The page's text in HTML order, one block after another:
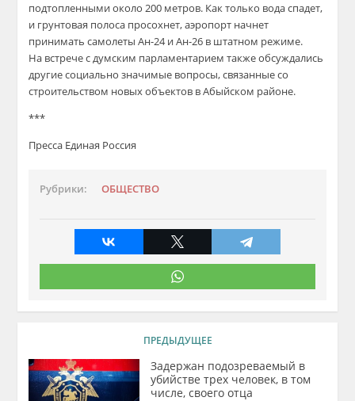
подтопленными около 200 метров. Как только вода спадет,
и грунтовая полоса просохнет, аэропорт начнет
принимать самолеты Ан-24 и Ан-26 в штатном режиме.
На встрече с думским парламентарием также обсуждались
другие социально значимые вопросы, связанные со
строительством новых объектов в Абыйском районе.
***
Пресса Единая Россия
Рубрики: ОБЩЕСТВО
ПРЕДЫДУЩЕЕ
Задержан подозреваемый в
убийстве трех человек, в том
числе, своего отца